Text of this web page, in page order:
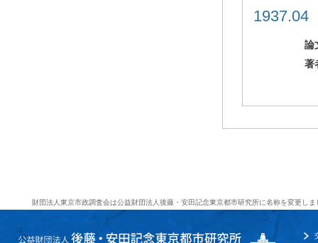
論
著
財団法人東京市政調査会は公益財団法人後藤・安田記念東京都市研究所に名称を変更しま